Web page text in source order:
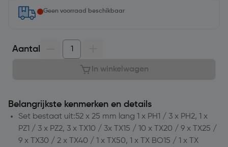
Geen voorraad beschikbaar
Aantal
In winkelwagen
Belangrijkste kenmerken en details
Set bestaat uit:52 x 25 mm lang 1 x PH1 / 3 x PH2, 1 x
PZ1 / 3 x PZ2, 3 x TX10 / 3x TX15 / 10 x TX20 / 9 x TX25 /
9 x TX30 / 2 x TX40 / 1 x TX50, 1 x TX BO15 / 1 x TX